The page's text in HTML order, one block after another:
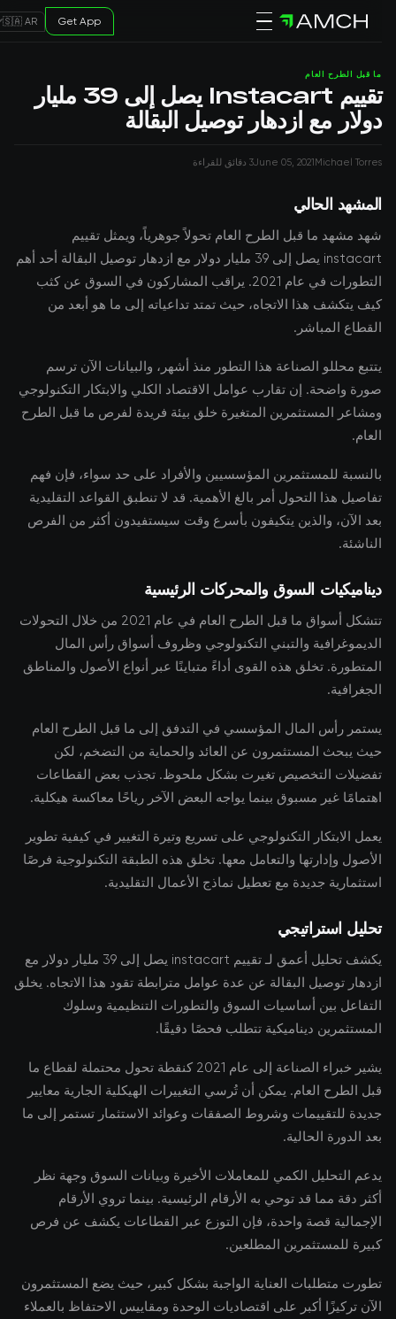
🇸🇦 AR Get App
ما قبل الطرح العام
تقييم Instacart يصل إلى 39 مليار
دولار مع ازدهار توصيل البقالة
Michael Torres
June 05, 20213 دقائق للقراءة
المشهد الحالي
شهد مشهد ما قبل الطرح العام تحولاً جوهرياً، ويمثل تقييم
instacart يصل إلى 39 مليار دولار مع ازدهار توصيل البقالة أحد أهم
التطورات في عام 2021. يراقب المشاركون في السوق عن كثب
كيف يتكشف هذا الاتجاه، حيث تمتد تداعياته إلى ما هو أبعد من
القطاع المباشر.
يتتبع محللو الصناعة هذا التطور منذ أشهر، والبيانات الآن ترسم
صورة واضحة. إن تقارب عوامل الاقتصاد الكلي والابتكار التكنولوجي
ومشاعر المستثمرين المتغيرة خلق بيئة فريدة لفرص ما قبل الطرح
العام.
بالنسبة للمستثمرين المؤسسيين والأفراد على حد سواء، فإن فهم
تفاصيل هذا التحول أمر بالغ الأهمية. قد لا تنطبق القواعد التقليدية
بعد الآن، والذين يتكيفون بأسرع وقت سيستفيدون أكثر من الفرص
الناشئة.
ديناميكيات السوق والمحركات الرئيسية
تتشكل أسواق ما قبل الطرح العام في عام 2021 من خلال التحولات
الديموغرافية والتبني التكنولوجي وظروف أسواق رأس المال
المتطورة. تخلق هذه القوى أداءً متباينًا عبر أنواع الأصول والمناطق
الجغرافية.
يستمر رأس المال المؤسسي في التدفق إلى ما قبل الطرح العام
حيث يبحث المستثمرون عن العائد والحماية من التضخم، لكن
تفضيلات التخصيص تغيرت بشكل ملحوظ. تجذب بعض القطاعات
اهتمامًا غير مسبوق بينما يواجه البعض الآخر رياحًا معاكسة هيكلية.
يعمل الابتكار التكنولوجي على تسريع وتيرة التغيير في كيفية تطوير
الأصول وإدارتها والتعامل معها. تخلق هذه الطبقة التكنولوجية فرصًا
استثمارية جديدة مع تعطيل نماذج الأعمال التقليدية.
تحليل استراتيجي
يكشف تحليل أعمق لـ تقييم instacart يصل إلى 39 مليار دولار مع
ازدهار توصيل البقالة عن عدة عوامل مترابطة تقود هذا الاتجاه. يخلق
التفاعل بين أساسيات السوق والتطورات التنظيمية وسلوك
المستثمرين ديناميكية تتطلب فحصًا دقيقًا.
يشير خبراء الصناعة إلى عام 2021 كنقطة تحول محتملة لقطاع ما
قبل الطرح العام. يمكن أن تُرسي التغييرات الهيكلية الجارية معايير
جديدة للتقييمات وشروط الصفقات وعوائد الاستثمار تستمر إلى ما
بعد الدورة الحالية.
يدعم التحليل الكمي للمعاملات الأخيرة وبيانات السوق وجهة نظر
أكثر دقة مما قد توحي به الأرقام الرئيسية. بينما تروي الأرقام
الإجمالية قصة واحدة، فإن التوزع عبر القطاعات يكشف عن فرص
كبيرة للمستثمرين المطلعين.
تطورت متطلبات العناية الواجبة بشكل كبير، حيث يضع المستثمرون
الآن تركيزًا أكبر على اقتصاديات الوحدة ومقاييس الاحتفاظ بالعملاء